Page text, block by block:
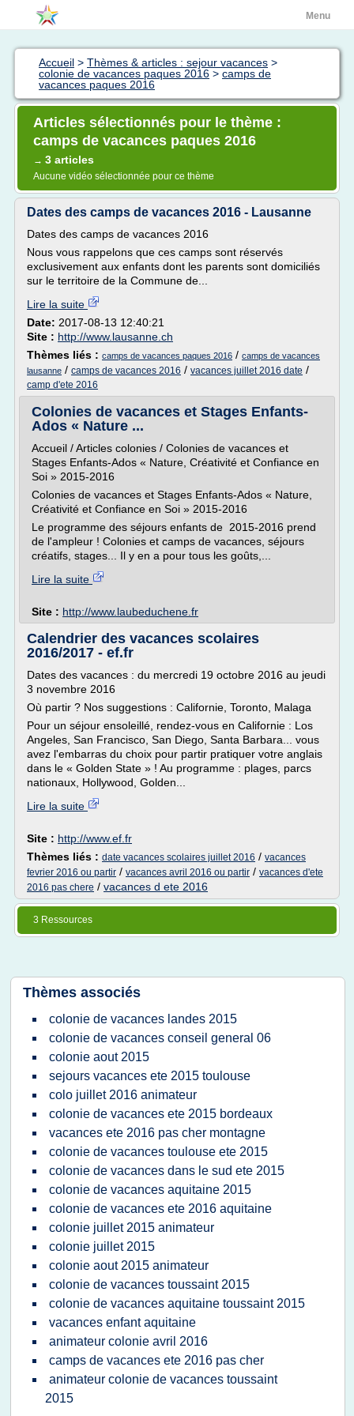
Menu
Accueil > Thèmes & articles : sejour vacances >
colonie de vacances paques 2016 > camps de
vacances paques 2016
Articles sélectionnés pour le thème :
camps de vacances paques 2016
→ 3 articles
Aucune vidéo sélectionnée pour ce thème
Dates des camps de vacances 2016 - Lausanne
Dates des camps de vacances 2016
Nous vous rappelons que ces camps sont réservés
exclusivement aux enfants dont les parents sont domiciliés
sur le territoire de la Commune de...
Lire la suite
Date: 2017-08-13 12:40:21
Site : http://www.lausanne.ch
Thèmes liés : camps de vacances paques 2016 / camps de vacances
lausanne / camps de vacances 2016 / vacances juillet 2016 date /
camp d'ete 2016
Colonies de vacances et Stages Enfants-
Ados « Nature ...
Accueil / Articles colonies / Colonies de vacances et
Stages Enfants-Ados « Nature, Créativité et Confiance en
Soi » 2015-2016
Colonies de vacances et Stages Enfants-Ados « Nature,
Créativité et Confiance en Soi » 2015-2016
Le programme des séjours enfants de 2015-2016 prend
de l'ampleur ! Colonies et camps de vacances, séjours
créatifs, stages... Il y en a pour tous les goûts,...
Lire la suite
Site : http://www.laubeduchene.fr
Calendrier des vacances scolaires
2016/2017 - ef.fr
Dates des vacances : du mercredi 19 octobre 2016 au jeudi
3 novembre 2016
Où partir ? Nos suggestions : Californie, Toronto, Malaga
Pour un séjour ensoleillé, rendez-vous en Californie : Los
Angeles, San Francisco, San Diego, Santa Barbara... vous
avez l'embarras du choix pour partir pratiquer votre anglais
dans le « Golden State » ! Au programme : plages, parcs
nationaux, Hollywood, Golden...
Lire la suite
Site : http://www.ef.fr
Thèmes liés : date vacances scolaires juillet 2016 / vacances
fevrier 2016 ou partir / vacances avril 2016 ou partir / vacances d'ete
2016 pas chere / vacances d ete 2016
3 Ressources
Thèmes associés
colonie de vacances landes 2015
colonie de vacances conseil general 06
colonie aout 2015
sejours vacances ete 2015 toulouse
colo juillet 2016 animateur
colonie de vacances ete 2015 bordeaux
vacances ete 2016 pas cher montagne
colonie de vacances toulouse ete 2015
colonie de vacances dans le sud ete 2015
colonie de vacances aquitaine 2015
colonie de vacances ete 2016 aquitaine
colonie juillet 2015 animateur
colonie juillet 2015
colonie aout 2015 animateur
colonie de vacances toussaint 2015
colonie de vacances aquitaine toussaint 2015
vacances enfant aquitaine
animateur colonie avril 2016
camps de vacances ete 2016 pas cher
animateur colonie de vacances toussaint
2015